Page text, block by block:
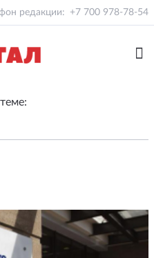
редакции: +7 700 978-78-54